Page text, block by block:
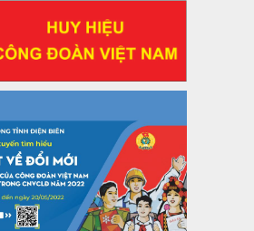
với việc tổ chức và hoạt động của
2024
sát tại Công đoàn cơ sở
2024
2024